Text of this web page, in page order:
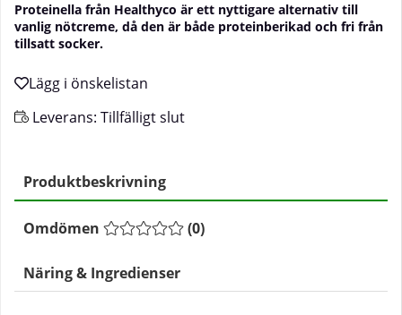
Proteinella från Healthyco är ett nyttigare alternativ till
vanlig nötcreme, då den är både proteinberikad och fri från
tillsatt socker.
Leverans: Tillfälligt slut
Produktbeskrivning
Omdömen (0)
Näring & Ingredienser